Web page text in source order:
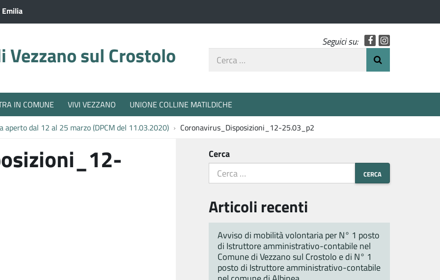
Vezzano sul Crostolo
Seguici su: Facebook
Cerca
IN COMUNE VIVI VEZZANO UNIONE COLLINE MATILDICHE
aperto dal 12 al 25 marzo (DPCM del 11.03.2020) Coronavirus_Disposizioni_12-25.03_p2
Cerca
Articoli recenti
Avviso di mobilità volontaria per N° 1 posto
di Istruttore amministrativo-contabile nel
Comune di Vezzano sul Crostolo e di N° 1
posto di Istruttore amministrativo-contabile